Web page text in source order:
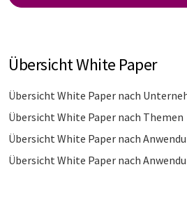
Übersicht White Paper
Übersicht White Paper nach
Übersicht White Paper nach Themen
Übersicht White Paper nach
Übersicht White Paper nach